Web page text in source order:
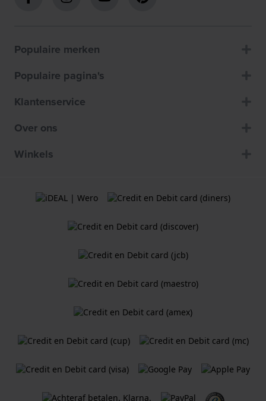
Populaire merken
Populaire pagina's
Klantenservice
Over ons
Winkels